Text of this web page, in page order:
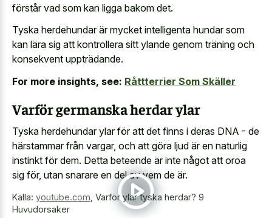
förstår vad som kan ligga bakom det.
Tyska herdehundar är mycket intelligenta hundar som
kan lära sig att kontrollera sitt ylande genom träning och
konsekvent uppträdande.
For more insights, see: Råttterrier Som Skäller
Varför germanska herdar ylar
Tyska herdehundar ylar för att det finns i deras DNA - de
härstammar från vargar, och att göra ljud är en naturlig
instinkt för dem. Detta beteende är inte något att oroa
sig för, utan snarare en del av vem de är.
Källa: youtube.com Varför ylar tyska herdar? 9
Huvudorsaker